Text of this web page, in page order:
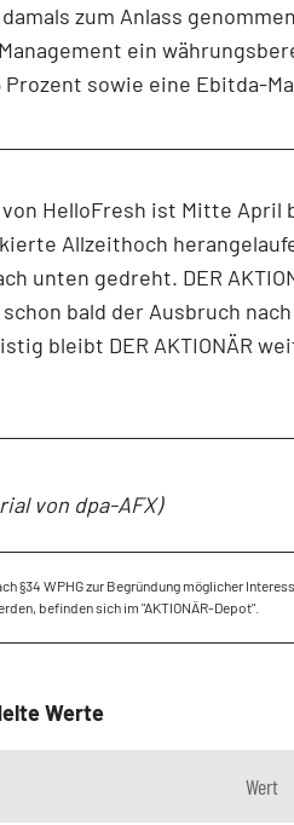
zum Anlass
ein
Prozent sowie eine Ebitda-
HelloFresh ist Mitte April
Allzeithoch
unten gedreht. DER
bald der Ausbruch
bleibt DER AKTIONÄR
von dpa-AFX)
§34 WPHG zur Begründung möglicher
befinden sich im "AKTIONÄR-Depot".
Werte
Wert